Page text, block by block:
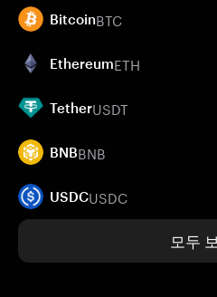
BitcoinBTC
EthereumETH
TetherUSDT
BNBBNB
USDCUSDC
모두